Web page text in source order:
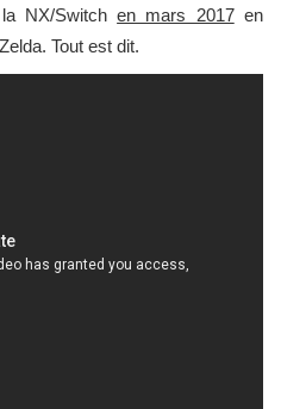
NX/Switchen mars 2017en
Tout est dit.